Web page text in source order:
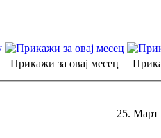
Прикажи за овај месец
25. Март